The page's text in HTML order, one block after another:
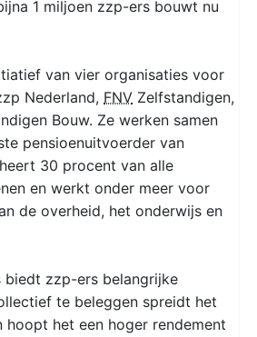
1 miljoen zzp-ers bouwt nu
van vier organisaties voor
Nederland, FNV Zelfstandigen,
Bouw. Ze werken samen
pensioenuitvoerder van
30 procent van alle
en werkt onder meer voor
de overheid, het onderwijs en
biedt zzp-ers belangrijke
te beleggen spreidt het
het een hoger rendement